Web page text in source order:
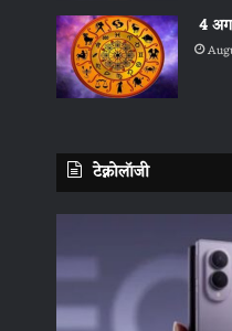
4
टेक्नोलॉजी